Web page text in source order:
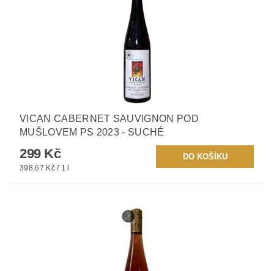
VICAN CABERNET SAUVIGNON POD
MUŠLOVEM PS 2023 - SUCHÉ
299 Kč
398,67 Kč / 1 l